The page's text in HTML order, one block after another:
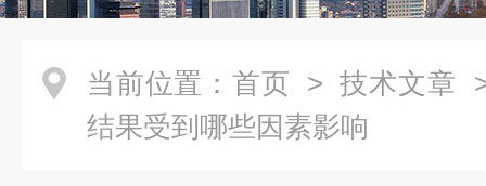
当前位置： 首页 > 技术文章
结果受到哪些因素影响